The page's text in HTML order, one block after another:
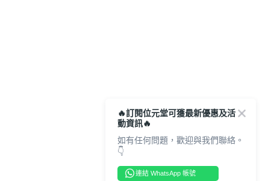
🔥訂閱位元堂可獲最新優惠及活
動資訊🔥
如有任何問題，歡迎與我們聯絡。
👇
連結 WhatsApp 帳號